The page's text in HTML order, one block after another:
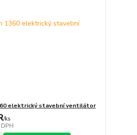
elektrický stavební ventilátor
/ks